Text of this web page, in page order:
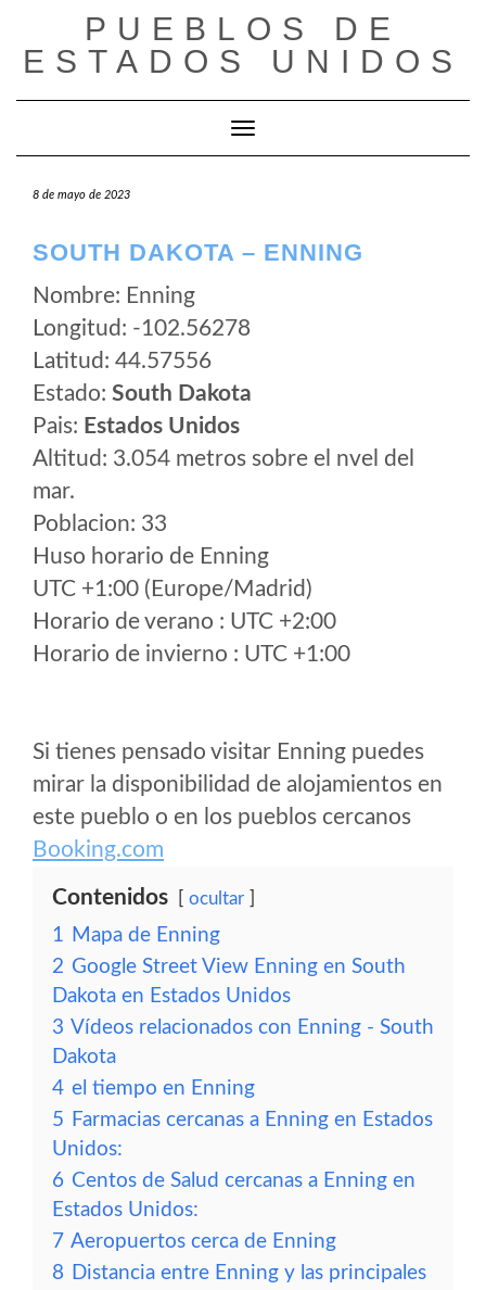
contenido
PUEBLOS DE
ESTADOS UNIDOS
Cambiar modo de navegación
8 de mayo de 2023
SOUTH DAKOTA – ENNING
Nombre: Enning
Longitud: -102.56278
Latitud: 44.57556
Estado: South Dakota
Pais: Estados Unidos
Altitud: 3.054 metros sobre el nvel del
mar.
Poblacion: 33
Huso horario de Enning
UTC +1:00 (Europe/Madrid)
Horario de verano : UTC +2:00
Horario de invierno : UTC +1:00
Si tienes pensado visitar Enning puedes
mirar la disponibilidad de alojamientos en
este pueblo o en los pueblos cercanos
Booking.com
Contenidos ocultar
1 Mapa de Enning
2 Google Street View Enning en South
Dakota en Estados Unidos
3 Vídeos relacionados con Enning - South
Dakota
4 el tiempo en Enning
5 Farmacias cercanas a Enning en Estados
Unidos:
6 Centos de Salud cercanas a Enning en
Estados Unidos:
7 Aeropuertos cerca de Enning
8 Distancia entre Enning y las principales